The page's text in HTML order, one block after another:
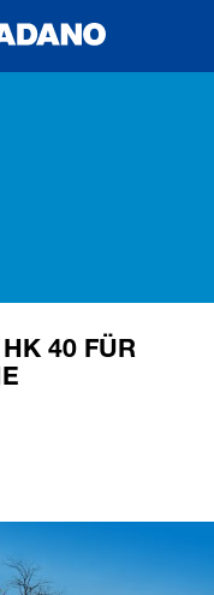
40 FÜR